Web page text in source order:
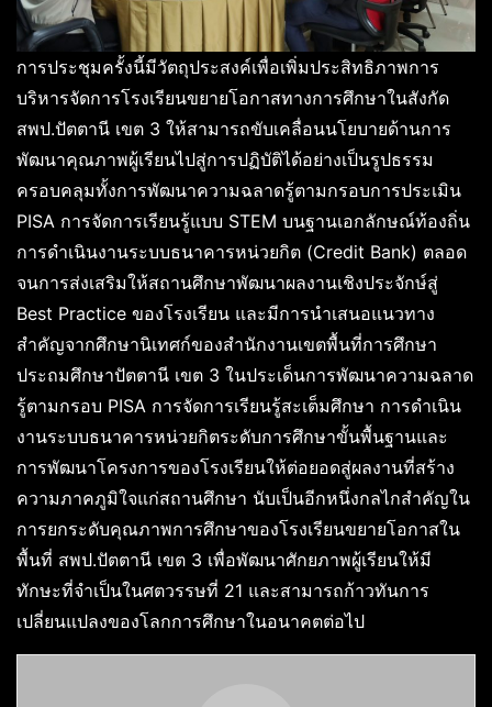
การประชุมครั้งนี้มีวัตถุประสงค์เพื่อเพิ่มประสิทธิภาพการ
บริหารจัดการโรงเรียนขยายโอกาสทางการศึกษาในสังกัด
สพป.ปัตตานี เขต 3 ให้สามารถขับเคลื่อนนโยบายด้านการ
พัฒนาคุณภาพผู้เรียนไปสู่การปฏิบัติได้อย่างเป็นรูปธรรม
ครอบคลุมทั้งการพัฒนาความฉลาดรู้ตามกรอบการประเมิน
PISA การจัดการเรียนรู้แบบ STEM บนฐานเอกลักษณ์ท้องถิ่น
การดำเนินงานระบบธนาคารหน่วยกิต (Credit Bank) ตลอด
จนการส่งเสริมให้สถานศึกษาพัฒนาผลงานเชิงประจักษ์สู่
Best Practice ของโรงเรียน และมีการนำเสนอแนวทาง
สำคัญจากศึกษานิเทศก์ของสำนักงานเขตพื้นที่การศึกษา
ประถมศึกษาปัตตานี เขต 3 ในประเด็นการพัฒนาความฉลาด
รู้ตามกรอบ PISA การจัดการเรียนรู้สะเต็มศึกษา การดำเนิน
งานระบบธนาคารหน่วยกิตระดับการศึกษาขั้นพื้นฐานและ
การพัฒนาโครงการของโรงเรียนให้ต่อยอดสู่ผลงานที่สร้าง
ความภาคภูมิใจแก่สถานศึกษา นับเป็นอีกหนึ่งกลไกสำคัญใน
การยกระดับคุณภาพการศึกษาของโรงเรียนขยายโอกาสใน
พื้นที่ สพป.ปัตตานี เขต 3 เพื่อพัฒนาศักยภาพผู้เรียนให้มี
ทักษะที่จำเป็นในศตวรรษที่ 21 และสามารถก้าวทันการ
เปลี่ยนแปลงของโลกการศึกษาในอนาคตต่อไป